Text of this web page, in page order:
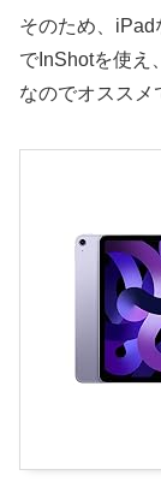
そのため、
でInShotを使え
なのでオススメ